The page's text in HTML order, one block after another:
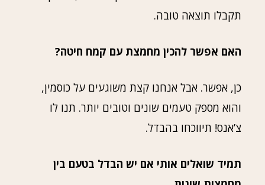
תקבלו תוצאה טובה.
האם אפשר להכין מחמצת עם קמח חיטה?
כן, אפשר. אבל אנחנו קצת משוגעים על כוסמין,
והוא מספק טעמים שונים וטובים יותר. תנו לו
צ’אנס! תיווכחו בהבדל.
תמיד שואלים אותי אם יש הבדל בטעם בין